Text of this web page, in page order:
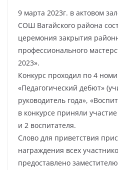
9 марта 2023г. в актовом
СОШ Вагайского района
церемония закрытия
профессионального
2023».
Конкурс проходил по 4
«Педагогический дебют»
руководитель года»,
в конкурсе приняли
и 2 воспитателя.
Слово для приветствия
награждения всех
предоставлено